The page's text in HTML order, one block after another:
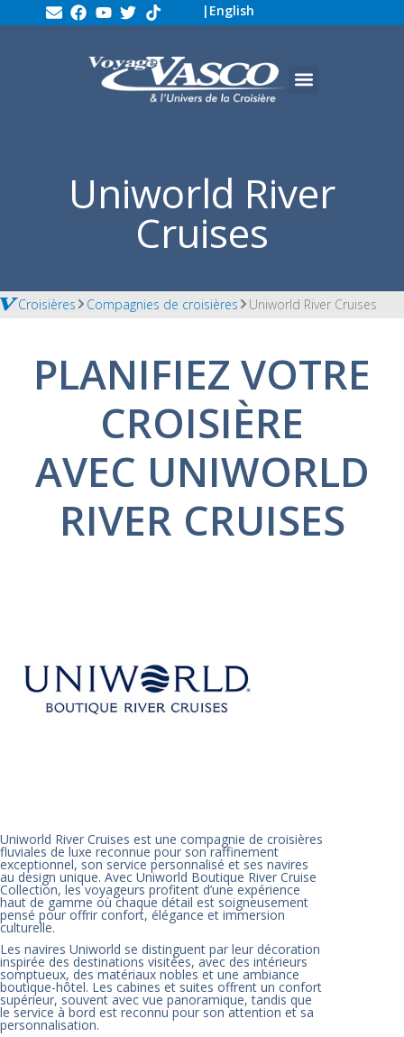
| English
Uniworld River
Cruises
Croisières Compagnies de croisières Uniworld River Cruises
PLANIFIEZ VOTRE
CROISIÈRE
AVEC UNIWORLD
RIVER CRUISES
Uniworld River Cruises est une compagnie de croisières
fluviales de luxe reconnue pour son raffinement
exceptionnel, son service personnalisé et ses navires
au design unique. Avec Uniworld Boutique River Cruise
Collection, les voyageurs profitent d’une expérience
haut de gamme où chaque détail est soigneusement
pensé pour offrir confort, élégance et immersion
culturelle.
Les navires Uniworld se distinguent par leur décoration
inspirée des destinations visitées, avec des intérieurs
somptueux, des matériaux nobles et une ambiance
boutique-hôtel. Les cabines et suites offrent un confort
supérieur, souvent avec vue panoramique, tandis que
le service à bord est reconnu pour son attention et sa
personnalisation.